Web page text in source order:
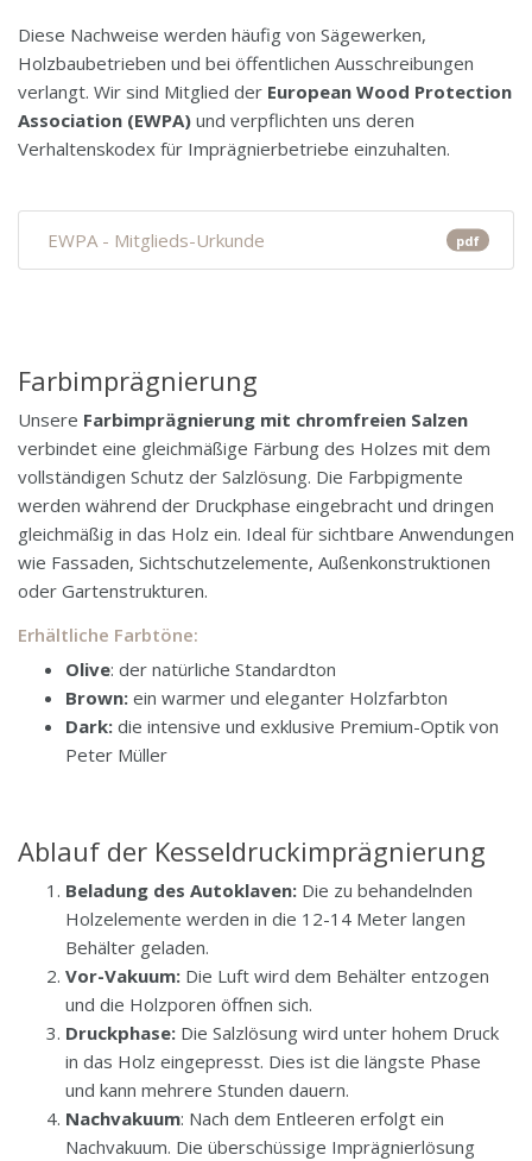
Diese Nachweise werden häufig von Sägewerken,
Holzbaubetrieben und bei öffentlichen Ausschreibungen
verlangt. Wir sind Mitglied der European Wood Protection
Association (EWPA) und verpflichten uns deren
Verhaltenskodex für Imprägnierbetriebe einzuhalten.
pdf
EWPA - Mitglieds-Urkunde
Farbimprägnierung
Unsere Farbimprägnierung mit chromfreien Salzen
verbindet eine gleichmäßige Färbung des Holzes mit dem
vollständigen Schutz der Salzlösung. Die Farbpigmente
werden während der Druckphase eingebracht und dringen
gleichmäßig in das Holz ein. Ideal für sichtbare Anwendungen
wie Fassaden, Sichtschutzelemente, Außenkonstruktionen
oder Gartenstrukturen.
Erhältliche Farbtöne:
Olive: der natürliche Standardton
Brown: ein warmer und eleganter Holzfarbton
Dark: die intensive und exklusive Premium-Optik von
Peter Müller
Ablauf der Kesseldruckimprägnierung
Beladung des Autoklaven: Die zu behandelnden
Holzelemente werden in die 12-14 Meter langen
Behälter geladen.
Vor-Vakuum: Die Luft wird dem Behälter entzogen
und die Holzporen öffnen sich.
Druckphase: Die Salzlösung wird unter hohem Druck
in das Holz eingepresst. Dies ist die längste Phase
und kann mehrere Stunden dauern.
Nachvakuum: Nach dem Entleeren erfolgt ein
Nachvakuum. Die überschüssige Imprägnierlösung